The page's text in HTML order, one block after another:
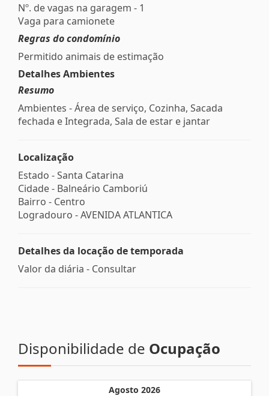
Nº. de vagas na garagem - 1
Vaga para camionete
Regras do condomínio
Permitido animais de estimação
Detalhes Ambientes
Resumo
Ambientes - Área de serviço, Cozinha, Sacada
fechada e Integrada, Sala de estar e jantar
Localização
Estado -Santa Catarina
Cidade - Balneário Camboriú
Bairro - Centro
Logradouro -AVENIDA ATLANTICA
Detalhes da locação de temporada
Valor da diária - Consultar
Disponibilidade de Ocupação
Agosto 2026